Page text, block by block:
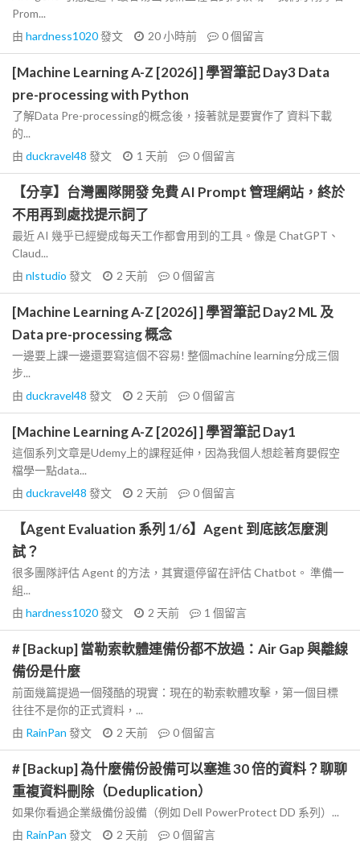
Prom...
由 hardness1020發文 20 小時前 0個留言
[Machine Learning A-Z [2026] ] 學習筆記 Day3 Data
pre-processing with Python
了解Data Pre-processing的概念後，接著就是要實作了 資料下載
的...
由 duckravel48 發文 1 天前 0個留言
【分享】台灣團隊開發 免費 AI Prompt 管理網站，終於
不用再到處找提示詞了
最近 AI 幾乎已經變成每天工作都會用到的工具。像是 ChatGPT、
Claud...
由 nlstudio 發文 2 天前 0個留言
[Machine Learning A-Z [2026] ] 學習筆記 Day2 ML 及
Data pre-processing 概念
一邊要上課一邊還要寫這個不容易! 整個machine learning分成三個
步...
由 duckravel48 發文 2 天前 0個留言
[Machine Learning A-Z [2026] ] 學習筆記 Day1
這個系列文章是Udemy上的課程延伸，因為我個人想趁著育嬰假空
檔學一點data...
由 duckravel48 發文 2 天前 0個留言
【Agent Evaluation 系列 1/6】Agent 到底該怎麼測
試？
很多團隊評估 Agent 的方法，其實還停留在評估 Chatbot。 準備一
組...
由 hardness1020發文 2 天前 1 個留言
# [Backup] 當勒索軟體連備份都不放過：Air Gap 與離線
備份是什麼
前面幾篇提過一個殘酷的現實：現在的勒索軟體攻擊，第一個目標
往往不是你的正式資料，...
由 RainPan 發文 2 天前 0個留言
# [Backup] 為什麼備份設備可以塞進 30 倍的資料？聊聊
重複資料刪除（Deduplication）
如果你看過企業級備份設備（例如 Dell PowerProtect DD 系列）...
由 RainPan 發文 2 天前 0個留言